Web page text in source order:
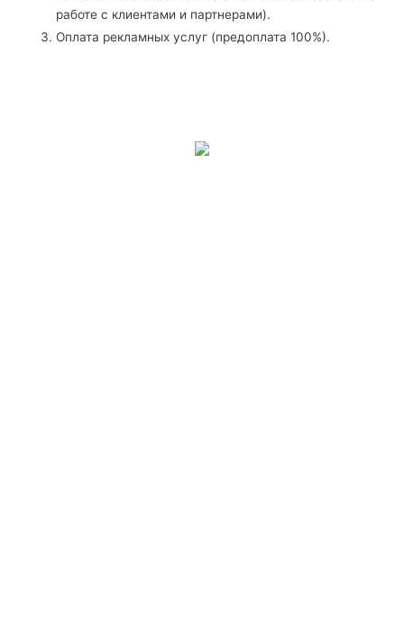
работе с клиентами и партнерами).
Оплата рекламных услуг (предоплата 100%).